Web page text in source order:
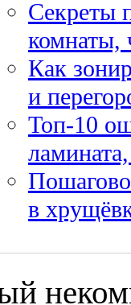
Секреты
комнаты,
Как
и
Топ-10
в